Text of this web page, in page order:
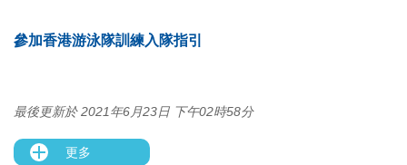
參加香港游泳隊訓練入隊指引
最後更新於 2021年6月23日 下午02時58分
更多